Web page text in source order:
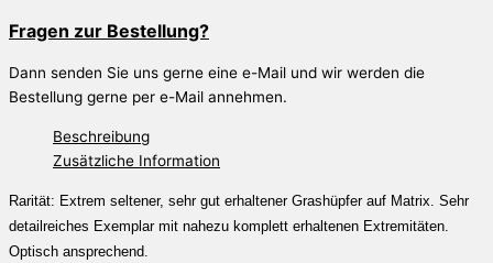
Fragen zur Bestellung?
Dann senden Sie uns gerne eine e-Mail und wir werden die
Bestellung gerne per e-Mail annehmen.
Beschreibung
Zusätzliche Information
Rarität: Extrem seltener, sehr gut erhaltener Grashüpfer auf Matrix. Sehr
detailreiches Exemplar mit nahezu komplett erhaltenen Extremitäten.
Optisch ansprechend.